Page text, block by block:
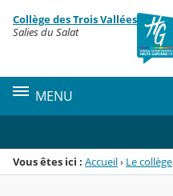
Menu de la rubrique
Contenu
Collège des Trois Vallées
Salies du Salat
MENU
Vous êtes ici : Accueil› Le collège